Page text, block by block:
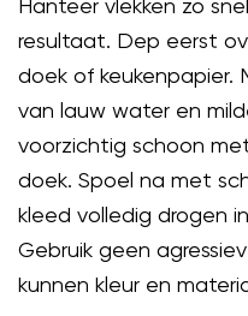
Hanteer vlekken zo
resultaat. Dep eerst
doek of keukenpapier.
van lauw water en
voorzichtig schoon
doek. Spoel na met
kleed volledig drogen
Gebruik geen
kunnen kleur en